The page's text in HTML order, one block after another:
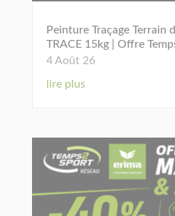
Peinture Traçage Terrain
TRACE 15kg | Offre
4 Août 26
lire plus